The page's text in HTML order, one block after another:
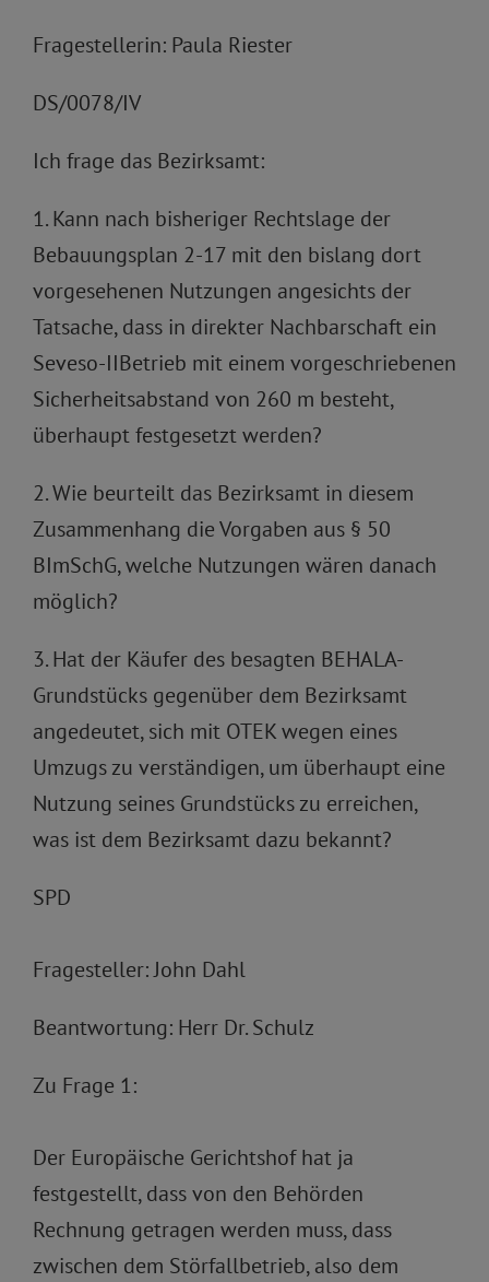
Fragestellerin: Paula Riester
DS/0078/IV
Ich frage das Bezirksamt:
1. Kann nach bisheriger Rechtslage der
Bebauungsplan 2-17 mit den bislang dort
vorgesehenen Nutzungen angesichts der
Tatsache, dass in direkter Nachbarschaft ein
Seveso-IIBetrieb mit einem vorgeschriebenen
Sicherheitsabstand von 260 m besteht,
überhaupt festgesetzt werden?
2. Wie beurteilt das Bezirksamt in diesem
Zusammenhang die Vorgaben aus § 50
BImSchG, welche Nutzungen wären danach
möglich?
3. Hat der Käufer des besagten BEHALA-
Grundstücks gegenüber dem Bezirksamt
angedeutet, sich mit OTEK wegen eines
Umzugs zu verständigen, um überhaupt eine
Nutzung seines Grundstücks zu erreichen,
was ist dem Bezirksamt dazu bekannt?
SPD
Fragesteller: John Dahl
Beantwortung: Herr Dr. Schulz
Zu Frage 1:
Der Europäische Gerichtshof hat ja
festgestellt, dass von den Behörden
Rechnung getragen werden muss, dass
zwischen dem Störfallbetrieb, also dem